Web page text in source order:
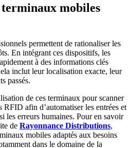
terminaux mobiles
permettent de rationaliser les
En intégrant ces dispositifs, les
à des informations clés
inclut leur localisation exacte, leur
passés.
de ces terminaux pour scanner
RFID afin d’automatiser les entrées et
les erreurs humaines. Pour en savoir
de Rayonnance Distributions,
mobiles adaptés aux besoins
dans le domaine de la